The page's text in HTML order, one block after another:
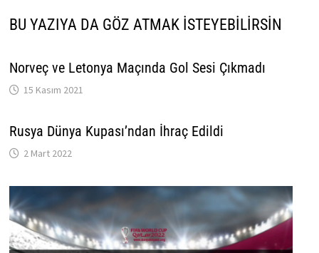
BU YAZIYA DA GÖZ ATMAK İSTEYEBILIRSIN
Norveç ve Letonya Maçında Gol Sesi Çıkmadı
15 Kasım 2021
Rusya Dünya Kupası’ndan İhraç Edildi
2 Mart 2022